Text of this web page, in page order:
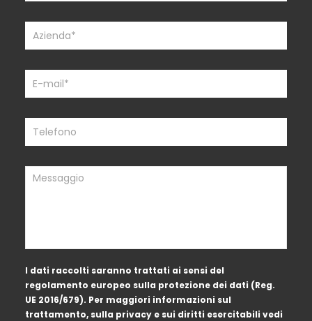
I dati raccolti saranno trattati ai sensi del
regolamento europeo sulla protezione dei dati (Reg.
UE 2016/679). Per maggiori informazioni sul
trattamento, sulla privacy e sui diritti esercitabili vedi
field